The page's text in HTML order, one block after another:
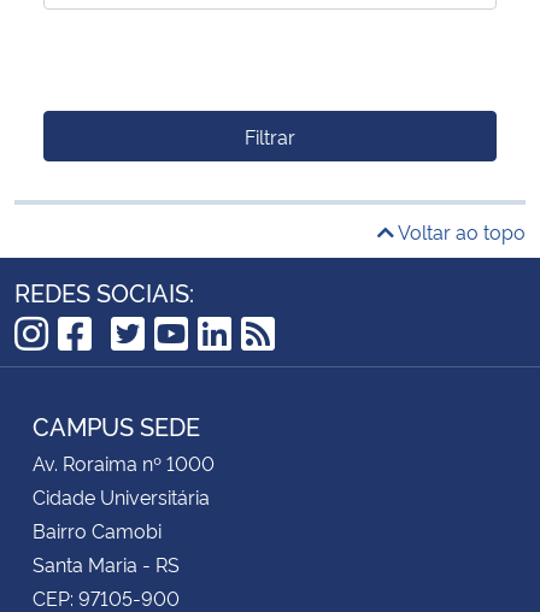
Filtrar
Voltar ao topo
REDES SOCIAIS:
Instagram
Facebook
TikTok
Twitter
YouTube
LinkedIn
RSS
CAMPUS SEDE
Av. Roraima nº 1000
Cidade Universitária
Bairro Camobi
Santa Maria - RS
CEP: 97105-900